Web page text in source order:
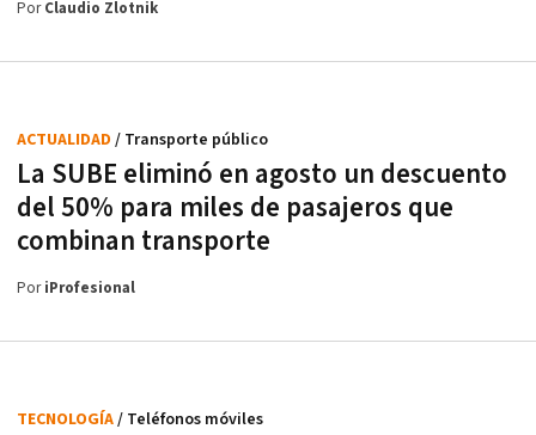
PorClaudio Zlotnik
La SUBE eliminó en agosto un descuento
del 50% para miles de pasajeros que
combinan transporte
ACTUALIDAD / Transporte público
PoriProfesional
TECNOLOGÍA/ Teléfonos móviles